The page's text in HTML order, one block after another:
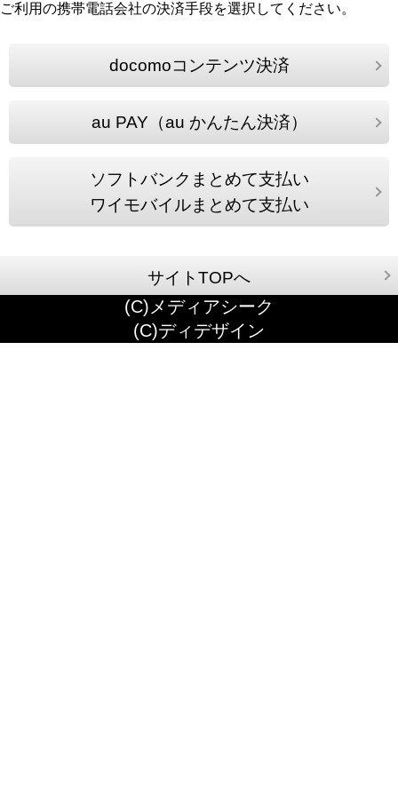
ご利用の携帯電話会社の決済手段を選択してください。
docomoコンテンツ決済
au PAY（au かんたん決済）
ソフトバンクまとめて支払い
ワイモバイルまとめて支払い
サイトTOPへ
(C)メディアシーク
(C)ディデザイン